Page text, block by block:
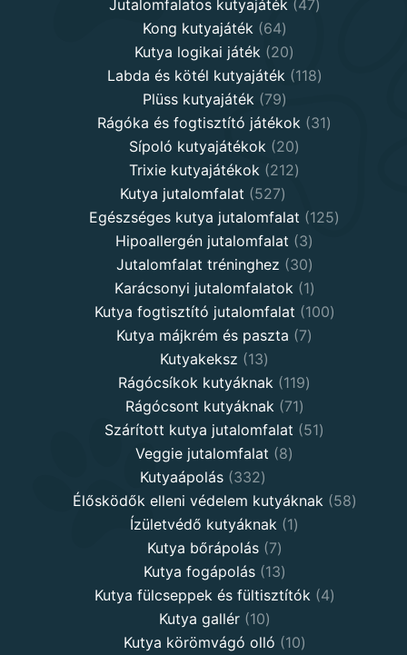
products
Jutalomfalatos kutyajáték 4747
Kong kutyajáték 6464
products
Kutya logikai játék 2020
products
Labda és kötél kutyajáték 118118
Plüss kutyajáték 7979
products
Rágóka és fogtisztító játékok 3131
Sípoló kutyajátékok 2020
products
Trixie kutyajátékok 212212
Kutya jutalomfalat 527527
products
Egészséges kutya jutalomfalat 125125
Hipoallergén jutalomfalat 33
products
Jutalomfalat tréninghez 3030
products
Karácsonyi jutalomfalatok 11
product
Kutya fogtisztító jutalomfalat 100100
Kutya májkrém és paszta 77
Kutyakeksz 1313
products
Rágócsíkok kutyáknak 119119
Rágócsont kutyáknak 7171
products
Szárított kutya jutalomfalat 5151
Veggie jutalomfalat 88
Kutyaápolás 332332
products
Élősködők elleni védelem kutyáknak 5858
Ízületvédő kutyáknak 11
Kutya bőrápolás 77
products
Kutya fogápolás 1313
products
Kutya fülcseppek és fültisztítók 44
Kutya gallér 1010
products
Kutya körömvágó olló 1010